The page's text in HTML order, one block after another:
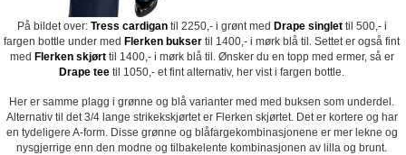
På bildet over: Tress cardigantil 2250,- i grønt med Drape singlettil 500,- i
fargen bottle under med Flerken bukser til 1400,- i mørk blå til. Settet er også fint
med Flerken skjørttil 1400,- i mørk blå til. Ønsker du en topp med ermer, så er
Drape tee til 1050,- et fint alternativ, her vist i fargen bottle.
Her er samme plagg i grønne og blå varianter med med buksen som underdel.
Alternativ til det 3/4 lange strikekskjørtet er Flerken skjørtet. Det er kortere og har
en tydeligere A-form. Disse grønne og blåfargekombinasjonene er mer lekne og
nysgjerrige enn den modne og tilbakelente kombinasjonen av lilla og brunt.